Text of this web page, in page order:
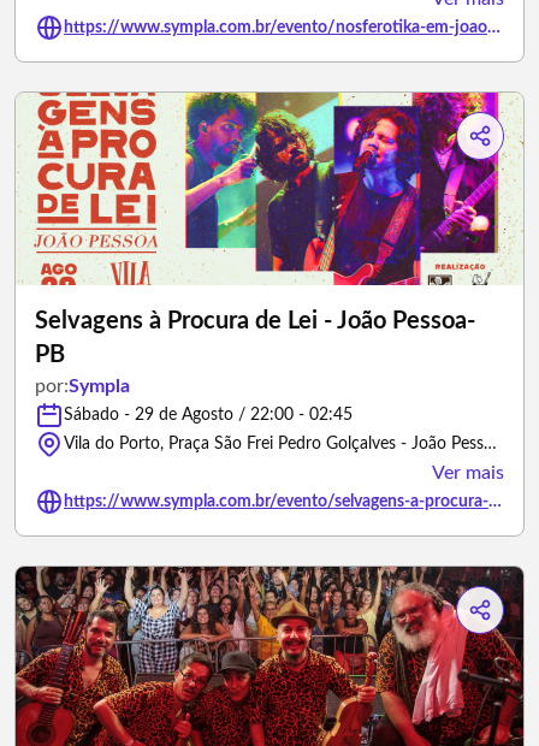
https://www.sympla.com.br/evento/nosferotika-em-joao-pessoa-pb/3488429
Selvagens à Procura de Lei - João Pessoa-
PB
por:Sympla
Sábado - 29 de Agosto / 22:00 - 02:45
Vila do Porto, Praça São Frei Pedro Golçalves - João Pessoa/Paraíba
Ver mais
https://www.sympla.com.br/evento/selvagens-a-procura-de-lei-joao-pessoa-pb/3429821